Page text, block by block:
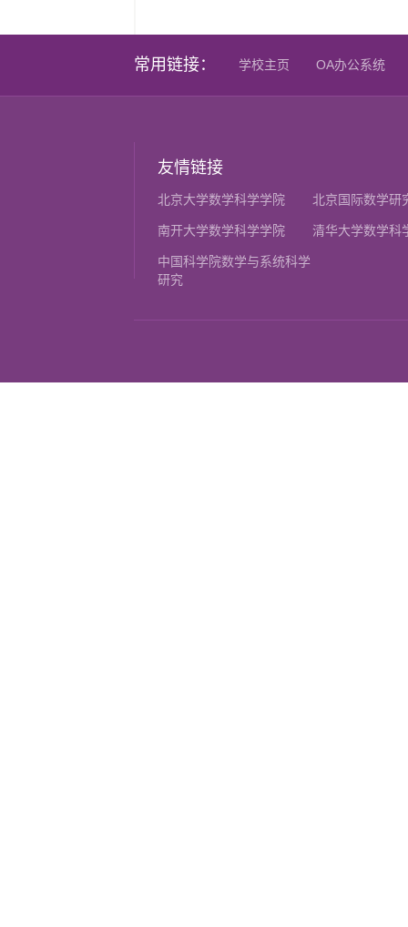
常用链接： 学校主页 OA办公系统
友情链接
北京大学数学科学学院 北京国际数学研
南开大学数学科学学院 清华大学数学科
中国科学院数学与系统科学
研究